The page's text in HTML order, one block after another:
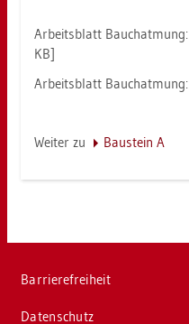
Ar­beits­blatt Bauch­at­mung:
KB]
Ar­beits­blatt Bauch­at­mung:
Wei­ter zu Bau­stein A
Bar­rie­re­frei­heit
Da­ten­schutz